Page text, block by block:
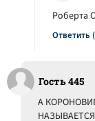
Ответить
Роберта
Гость 445
А